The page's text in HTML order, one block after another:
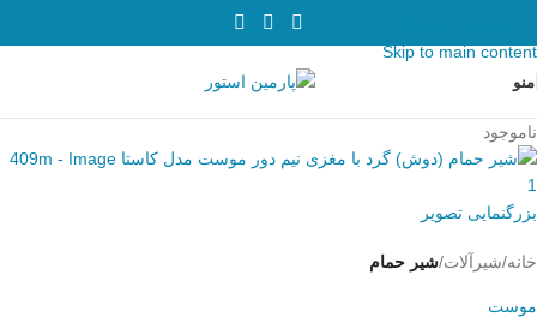
Skip to main content
منو
ناموجود
بزرگنمایی تصویر
خانه شیرآلات شیر حمام
موست